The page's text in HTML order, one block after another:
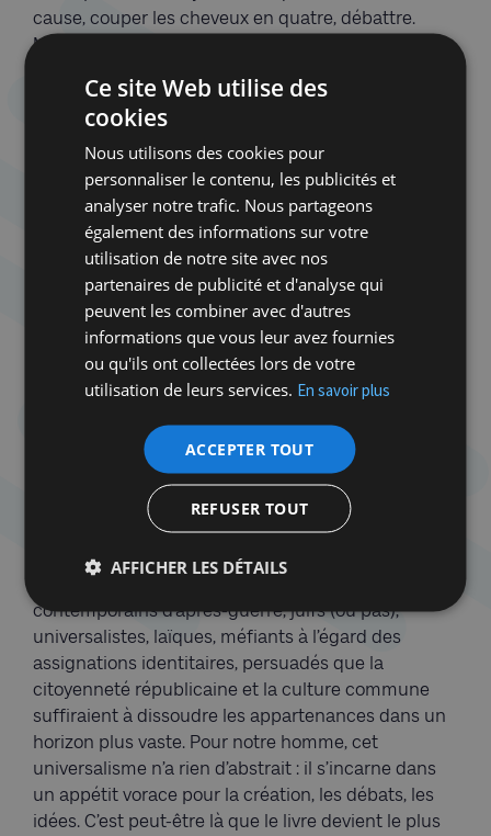
cause, couper les cheveux en quatre, débattre.
Matthieu Pigasse sera ravi d’apprendre que le
à s’y méprendre à une yeshiva !
Blum, Levinas, Singer, Roth, Allen, Gainsbourg,
Ophuls, Ringer, Lanzmann, les frères Coen, Mendes-
France, Veil et Aron plus que Sartre… De pages en
pages s’étoffe la longue liste des obsessions et
autres références de l’auteur. Une généalogie plus
esthétique qu’orthodoxe, complétée de figures
connexes où Rocard et Jospin occupent des places
de choix.
Marxiste tendance Groucho
Reste que la judéité « assumée » de ce marxiste
tendance Groucho se joue « sans en faire une
obsession tribale ». Avant le repli autarcique et la
balkanisation en une myriade de communautés
religieuses, ethniques, culturelles ou sociales, cette
posture fut familière et largement partagée. En se
contemporains d’après-guerre, juifs (ou pas),
universalistes, laïques, méfiants à l’égard des
assignations identitaires, persuadés que la
citoyenneté républicaine et la culture commune
suffiraient à dissoudre les appartenances dans un
horizon plus vaste. Pour notre homme, cet
universalisme n’a rien d’abstrait : il s’incarne dans
un appétit vorace pour la création, les débats, les
idées. C’est peut-être là que le livre devient le plus
Ce site Web utilise des
cookies
Nous utilisons des cookies pour
personnaliser le contenu, les publicités et
analyser notre trafic. Nous partageons
également des informations sur votre
utilisation de notre site avec nos
partenaires de publicité et d'analyse qui
peuvent les combiner avec d'autres
informations que vous leur avez fournies
ou qu'ils ont collectées lors de votre
utilisation de leurs services. En savoir plus
ACCEPTER TOUT
REFUSER TOUT
AFFICHER LES DÉTAILS